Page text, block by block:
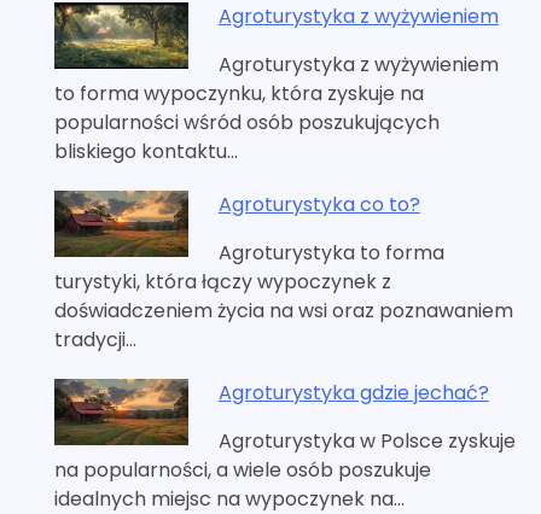
Agroturystyka z wyżywieniem
Agroturystyka z wyżywieniem
to forma wypoczynku, która zyskuje na
popularności wśród osób poszukujących
bliskiego kontaktu…
Agroturystyka co to?
Agroturystyka to forma
turystyki, która łączy wypoczynek z
doświadczeniem życia na wsi oraz poznawaniem
tradycji…
Agroturystyka gdzie jechać?
Agroturystyka w Polsce zyskuje
na popularności, a wiele osób poszukuje
idealnych miejsc na wypoczynek na…